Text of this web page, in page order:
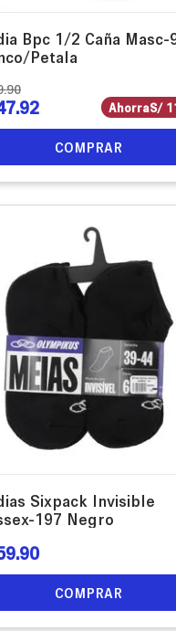
Bpc 1/2 Caña Masc-
Petala
.90
.92 AhorraS/
COMPRAR
Sixpack Invisible
197 Negro
.90
COMPRAR